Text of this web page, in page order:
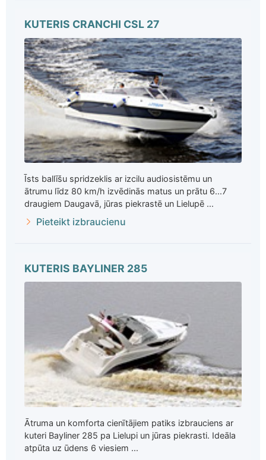
KUTERIS CRANCHI CSL 27
Īsts ballīšu spridzeklis ar izcilu audiosistēmu un
ātrumu līdz 80 km/h izvēdinās matus un prātu 6...7
draugiem Daugavā, jūras piekrastē un Lielupē ...
Pieteikt izbraucienu
KUTERIS BAYLINER 285
Ātruma un komforta cienītājiem patiks izbrauciens ar
kuteri Bayliner 285 pa Lielupi un jūras piekrasti. Ideāla
atpūta uz ūdens 6 viesiem ...